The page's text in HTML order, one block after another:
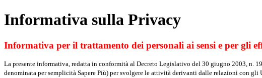
Informativa sulla Privacy
Informativa per il trattamento dei personali ai sensi e per gli
La presente informativa, redatta in conformità al Decreto Legislativo del 30 giugno 2003, n.
denominata per semplicità Sapere Più) per svolgere le attività derivanti dalle relazioni con